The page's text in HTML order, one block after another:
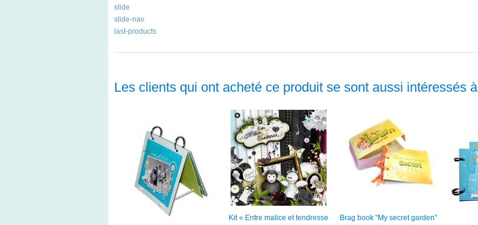
slide
slide-nav
last-products
Les clients qui ont acheté ce produit se sont aussi intéressés à
Kit « Entre malice et tendresse Brag book "My secret garden"